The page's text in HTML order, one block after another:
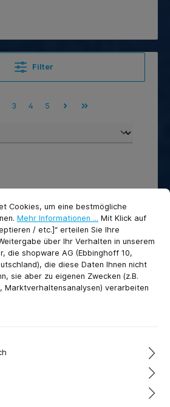
Filter
3 4 5
Cookies, um eine bestmögliche
Mehr Informationen ... Mit Klick auf
/ etc.]“ erteilen Sie Ihre
über Ihr Verhalten in unserem
die shopware AG (Ebbinghoff 10,
die diese Daten Ihnen nicht
sie aber zu eigenen Zwecken (z.B.
Marktverhaltensanalysen) verarbeiten